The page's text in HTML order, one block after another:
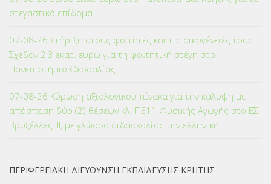
στεγαστικό επίδομα
07-08-26 Στήριξη στους φοιτητές και τις οικογένειές τους:
Σχεδόν 2,3 εκατ. ευρώ για τη φοιτητική στέγη στο
Πανεπιστήμιο Θεσσαλίας
07-08-26 Κύρωση αξιολογικού πίνακα για την κάλυψη με
απόσπαση δύο (2) θέσεων κλ. ΠΕ11 Φυσικής Αγωγής στο ΕΣ
Βρυξέλλες ΙΙΙ, με γλώσσα διδασκαλίας την ελληνική
ΠΕΡΙΦΕΡΕΙΑΚΗ ΔΙΕΥΘΥΝΣΗ ΕΚΠΑΙΔΕΥΣΗΣ ΚΡΗΤΗΣ